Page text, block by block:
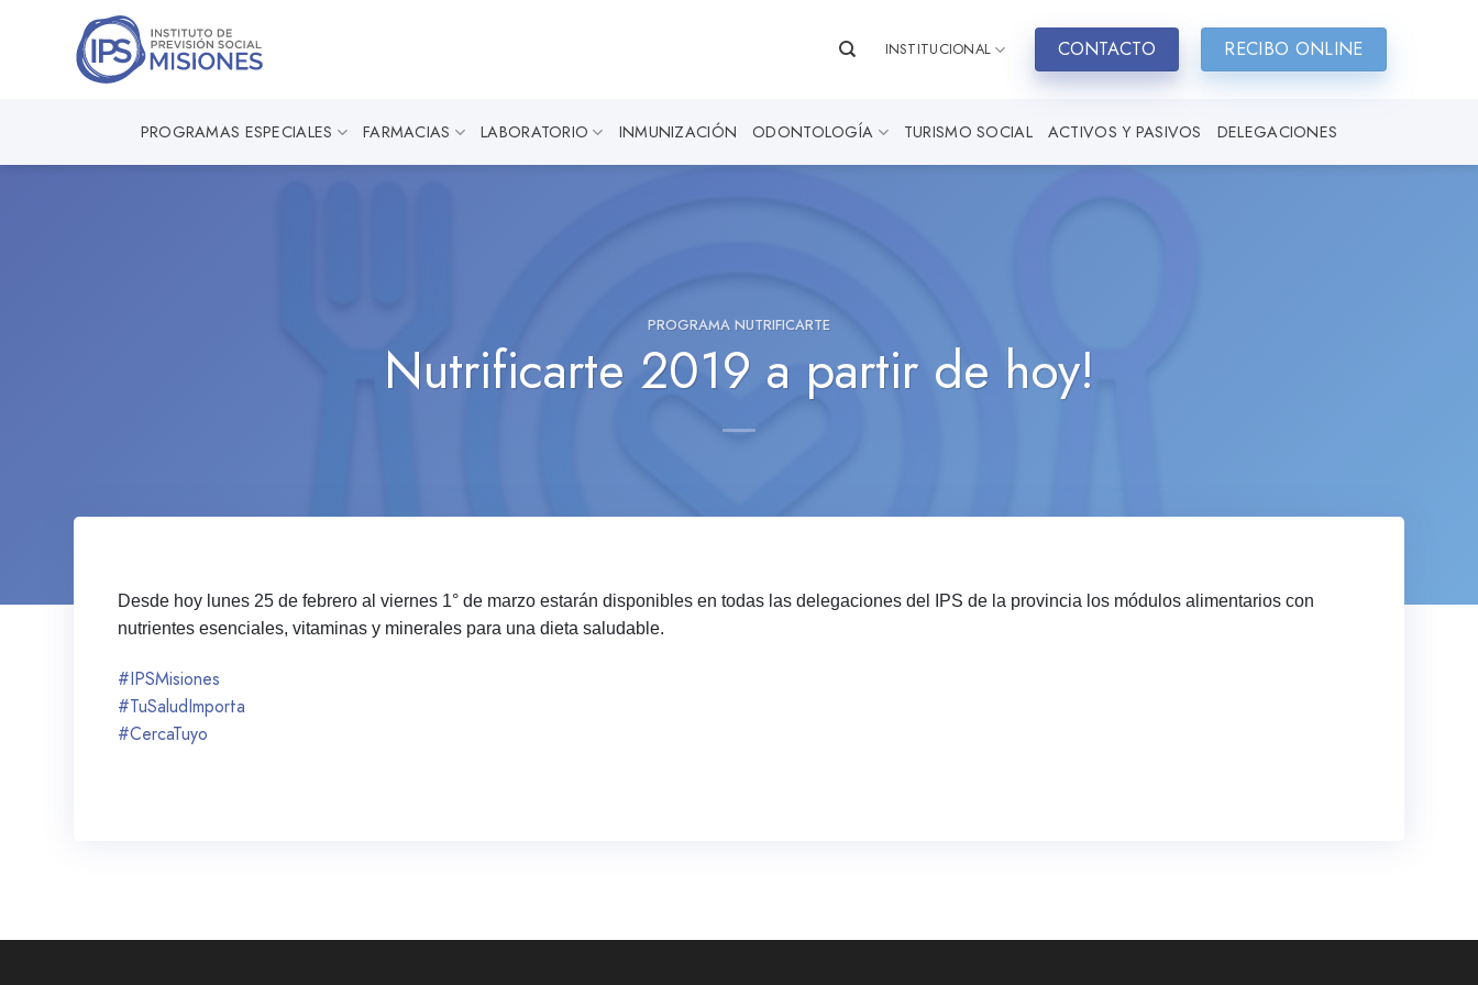
INSTITUCIONAL CONTACTO RECIBO ONLINE
PROGRAMAS ESPECIALES FARMACIAS LABORATORIO INMUNIZACIÓN ODONTOLOGÍA TURISMO SOCIAL ACTIVOS Y PASIVOS DELEGACIONES
PROGRAMA NUTRIFICARTE
Nutrificarte 2019 a partir de hoy!
Desde hoy lunes 25 de febrero al viernes 1° de marzo estarán disponibles en todas las delegaciones del IPS de la provincia los módulos alimentarios con
nutrientes esenciales, vitaminas y minerales para una dieta saludable.
#IPSMisiones
#TuSaludImporta
#CercaTuyo